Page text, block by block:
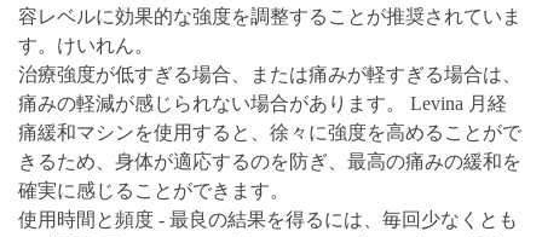
容レベルに効果的な強度を調整することが推奨されていま
す。けいれん。
治療強度が低すぎる場合、または痛みが軽すぎる場合は、
痛みの軽減が感じ​​られない場合があります。 Levina 月経
痛緩和マシンを使用すると、徐々に強度を高めることがで
きるため、身体が適応するのを防ぎ、最高の痛みの緩和を
確実に感じることができます。
使用時間と頻度 - 最良の結果を得るには、毎回少なくとも